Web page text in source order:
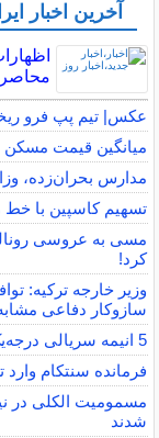
آخرین اخبار
عکس| تیم پپ فرو
میانگین قیمت مسکن
مدارس بحران‌زده،
تسهیم کاسپین با
مسی به عروسی
کرد!
وزیر خارجه ترکیه:
سازوکار دفاعی مشابه
5 انیمه سریالی درجه‌یک که فقط یک فصل دارند
فرمانده سنتکام وارد
شدند